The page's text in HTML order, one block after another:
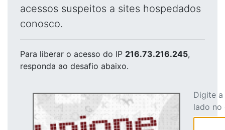
acessos suspeitos a sites hospedados
conosco.
Para liberar o acesso do IP 216.73.216.245,
responda ao desafio abaixo.
Digite
lado no